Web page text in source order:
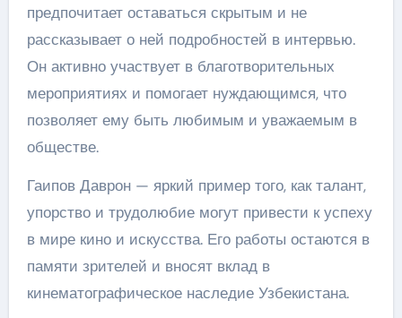
предпочитает оставаться скрытым и не
рассказывает о ней подробностей в интервью.
Он активно участвует в благотворительных
мероприятиях и помогает нуждающимся, что
позволяет ему быть любимым и уважаемым в
обществе.
Гаипов Даврон — яркий пример того, как талант,
упорство и трудолюбие могут привести к успеху
в мире кино и искусства. Его работы остаются в
памяти зрителей и вносят вклад в
кинематографическое наследие Узбекистана.